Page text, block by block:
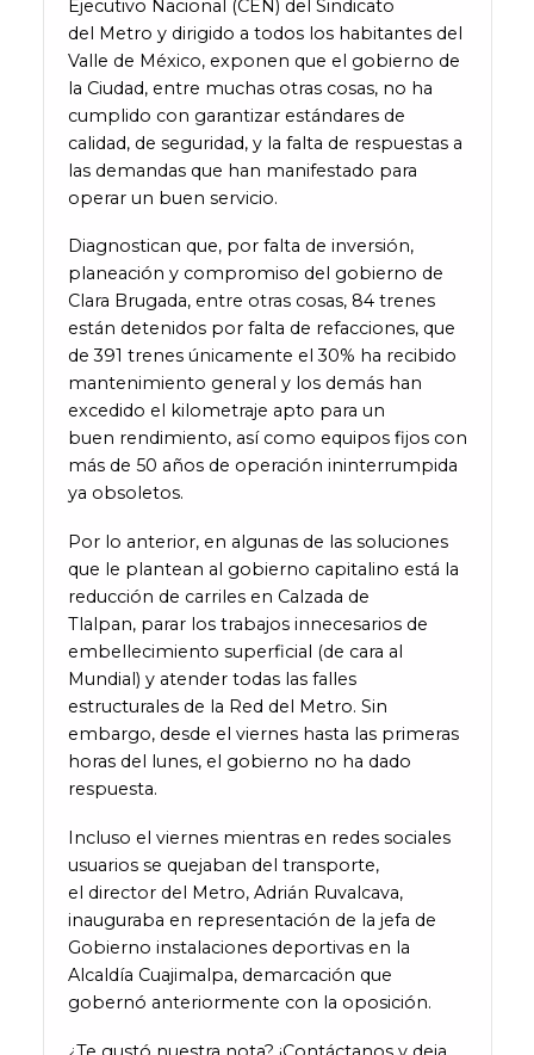
Ejecutivo Nacional (CEN) del Sindicato
del Metro y dirigido a todos los habitantes del
Valle de México, exponen que el gobierno de
la Ciudad, entre muchas otras cosas, no ha
cumplido con garantizar estándares de
calidad, de seguridad, y la falta de respuestas a
las demandas que han manifestado para
operar un buen servicio.
Diagnostican que, por falta de inversión,
planeación y compromiso del gobierno de
Clara Brugada, entre otras cosas, 84 trenes
están detenidos por falta de refacciones, que
de 391 trenes únicamente el 30% ha recibido
mantenimiento general y los demás han
excedido el kilometraje apto para un
buen rendimiento, así como equipos fijos con
más de 50 años de operación ininterrumpida
ya obsoletos.
Por lo anterior, en algunas de las soluciones
que le plantean al gobierno capitalino está la
reducción de carriles en Calzada de
Tlalpan, parar los trabajos innecesarios de
embellecimiento superficial (de cara al
Mundial) y atender todas las falles
estructurales de la Red del Metro. Sin
embargo, desde el viernes hasta las primeras
horas del lunes, el gobierno no ha dado
respuesta.
Incluso el viernes mientras en redes sociales
usuarios se quejaban del transporte,
el director del Metro, Adrián Ruvalcava,
inauguraba en representación de la jefa de
Gobierno instalaciones deportivas en la
Alcaldía Cuajimalpa, demarcación que
gobernó anteriormente con la oposición.